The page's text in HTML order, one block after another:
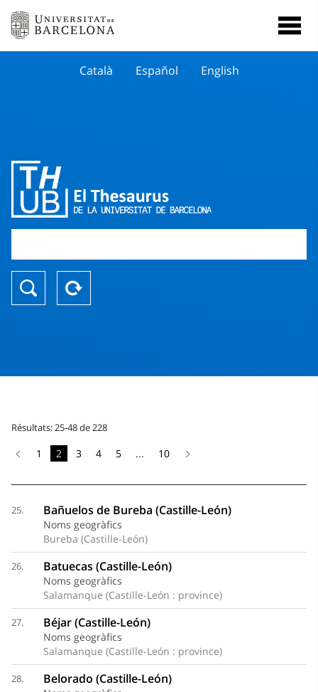
Català Español English
Résultats: 25-48 de 228
1 2 3 4 5 ... 10
25. Bañuelos de Bureba (Castille-León)
Noms geogràfics
Bureba (Castille-León)
26. Batuecas (Castille-León)
Noms geogràfics
Salamanque (Castille-León : province)
27. Béjar (Castille-León)
Noms geogràfics
Salamanque (Castille-León : province)
28. Belorado (Castille-León)